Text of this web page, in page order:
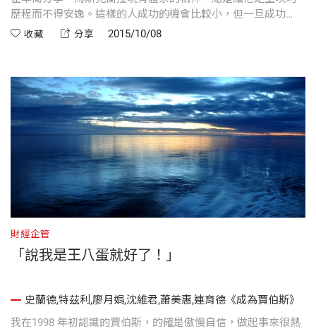
歷程而不得安逸。這樣的人成功的機會比較小，但一旦成功
了，影響力就會是無可比擬的。
收藏 分享 2015/10/08
財經企管
「說我是王八蛋就好了！」
史蘭德,特茲利,廖月娟,沈維君,蕭美惠,連育德《成為賈伯斯》
我在1998 年初認識的賈伯斯，的確是傲慢自信，做起事來很熱